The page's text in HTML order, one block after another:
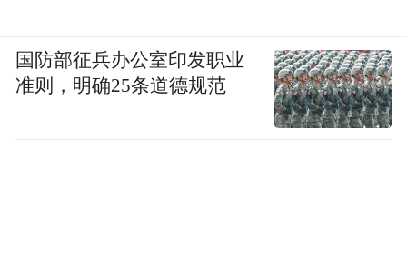
国防部征兵办公室印发职业
准则，明确25条道德规范